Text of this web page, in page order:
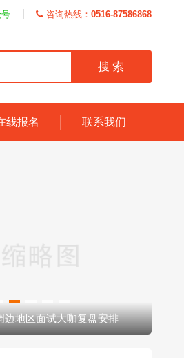
咨询热线： 0516-87586868
搜 索
线报名 联系我们
边地区面试大咖复盘安排